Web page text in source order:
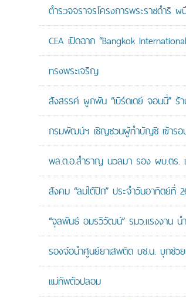
ตำรวจจราจรโครงการพระราชดำริ ผ
CEA เปิดฉาก “Bangkok
ทรงพระเจริญ
สังสรรค์ ผูกพัน “เบิร์ดเดย์ จอนนี่” ร้
กรมพัฒน์ฯ เชิญชวนผู้ทำบัญชี เข้าร
พล.ต.อ.สำราญ นวลมา รอง ผบ.ตร.
สังคม “ลมใต้ปีก” ประจำวันอาทิตย์ที่
“จุลพันธ์ อมรวิวัฒน์” รมว.แรงงาน นำ
รองจ๋อนำศูนย์ยาเสพติด บช.น. บุกช่ว
แม่ทัพตัวปลอม